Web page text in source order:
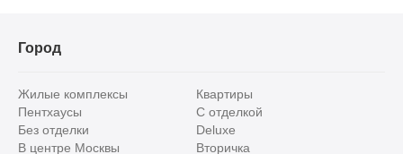
Город
Жилые комплексы
Квартиры
Пентхаусы
С отделкой
Без отделки
Deluxe
В центре Москвы
Вторичка